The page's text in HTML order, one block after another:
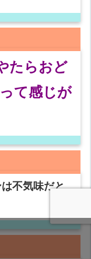
たらおど
て感じが
不気味だと